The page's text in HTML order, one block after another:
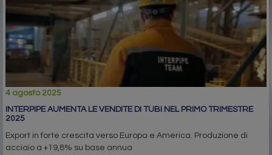
4 agosto 2025
INTERPIPE AUMENTA LE VENDITE DI TUBI NEL PRIMO TRIMESTRE
2025
Export in forte crescita verso Europa e America. Produzione di
acciaio a +19,8% su base annua